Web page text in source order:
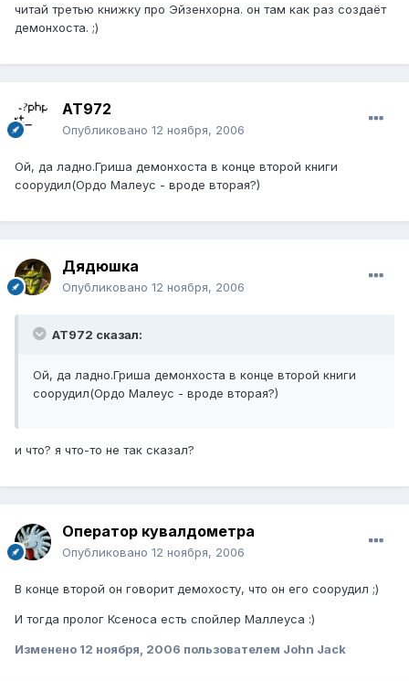
читай третью книжку про Эйзенхорна. он там как раз создаёт
демонхоста. ;)
AT972
Опубликовано 12 ноября, 2006
Ой, да ладно.Гриша демонхоста в конце второй книги
соорудил(Ордо Малеус - вроде вторая?)
Дядюшка
Опубликовано 12 ноября, 2006
AT972 сказал:
Ой, да ладно.Гриша демонхоста в конце второй книги
соорудил(Ордо Малеус - вроде вторая?)
и что? я что-то не так сказал?
Оператор кувалдометра
Опубликовано 12 ноября, 2006
В конце второй он говорит демохосту, что он его соорудил ;)
И тогда пролог Ксеноса есть спойлер Маллеуса :)
Изменено 12 ноября, 2006 пользователем John Jack